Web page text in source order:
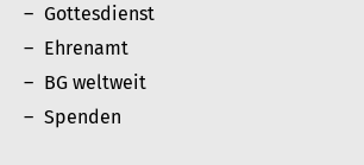
Gottesdienst
Ehrenamt
BG weltweit
Spenden